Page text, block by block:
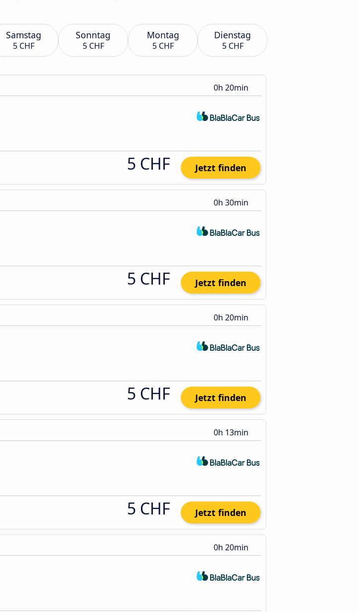
Samstag
5 CHF
Sonntag
5 CHF
Montag
5 CHF
Dienstag
5 CHF
0h 20min
5 CHF Jetzt finden
0h 30min
5 CHF Jetzt finden
0h 20min
5 CHF Jetzt finden
0h 13min
5 CHF Jetzt finden
0h 20min